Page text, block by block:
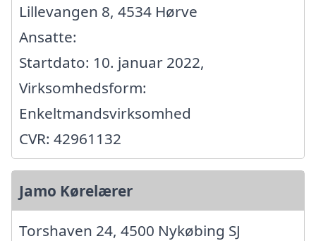
Lillevangen 8, 4534 Hørve
Ansatte:
Startdato: 10. januar 2022,
Virksomhedsform:
Enkeltmandsvirksomhed
CVR: 42961132
Jamo Kørelærer
Torshaven 24, 4500 Nykøbing SJ